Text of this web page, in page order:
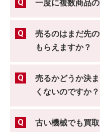
一度に複数商品
売るのはまだ先
もらえますか？
売るかどうか決
くないのですか？
古い機械でも買